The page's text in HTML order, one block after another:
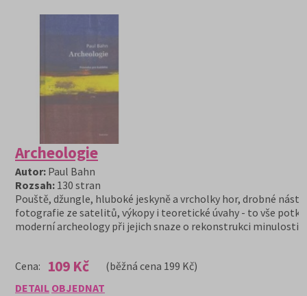
Archeologie
Autor: Paul Bahn
Rozsah: 130 stran
Pouště, džungle, hluboké jeskyně a vrcholky hor, drobné
fotografie ze satelitů, výkopy i teoretické úvahy - to vše
moderní archeology při jejich snaze o rekonstrukci minulosti.
Cena: 109 Kč
(běžná cena 199 Kč)
DETAIL OBJEDNAT